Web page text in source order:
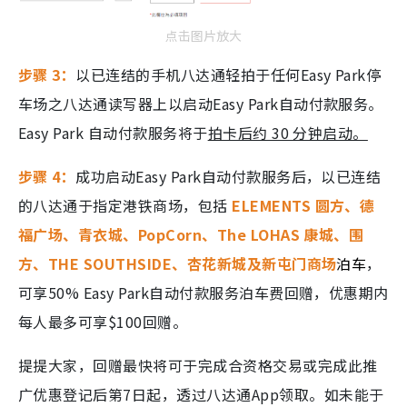
点击图片放大
步骤 3： 以已连结的手机八达通轻拍于任何Easy Park停
车场之八达通读写器上以启动Easy Park自动付款服务。
Easy Park 自动付款服务将于拍卡后约 30 分钟启动。
步骤 4： 成功启动Easy Park自动付款服务后，以已连结
的八达通于指定港铁商场，包括 ELEMENTS 圆方、德
福广场、青衣城、PopCorn、The LOHAS 康城、围
方、THE SOUTHSIDE、杏花新城及新屯门商场泊车，
可享50% Easy Park自动付款服务泊车费回赠，优惠期内
每人最多可享$100回赠。
提提大家，回赠最快将可于完成合资格交易或完成此推
广优惠登记后第7日起，透过八达通App领取。如未能于